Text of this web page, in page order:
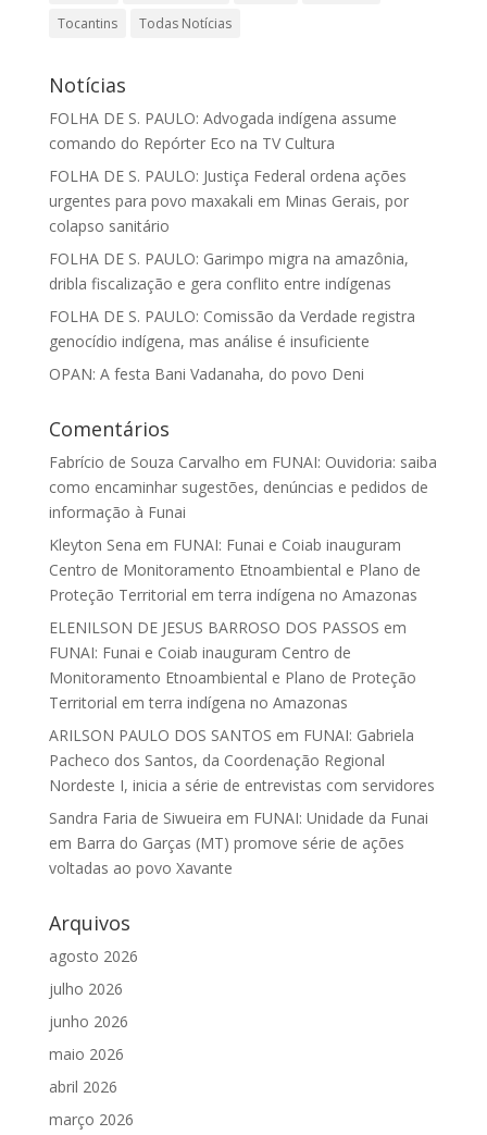
Tocantins
Todas Notícias
Notícias
FOLHA DE S. PAULO: Advogada indígena assume
comando do Repórter Eco na TV Cultura
FOLHA DE S. PAULO: Justiça Federal ordena ações
urgentes para povo maxakali em Minas Gerais, por
colapso sanitário
FOLHA DE S. PAULO: Garimpo migra na amazônia,
dribla fiscalização e gera conflito entre indígenas
FOLHA DE S. PAULO: Comissão da Verdade registra
genocídio indígena, mas análise é insuficiente
OPAN: A festa Bani Vadanaha, do povo Deni
Comentários
Fabrício de Souza Carvalho em FUNAI: Ouvidoria: saiba
como encaminhar sugestões, denúncias e pedidos de
informação à Funai
Kleyton Sena em FUNAI: Funai e Coiab inauguram
Centro de Monitoramento Etnoambiental e Plano de
Proteção Territorial em terra indígena no Amazonas
ELENILSON DE JESUS BARROSO DOS PASSOS em
FUNAI: Funai e Coiab inauguram Centro de
Monitoramento Etnoambiental e Plano de Proteção
Territorial em terra indígena no Amazonas
ARILSON PAULO DOS SANTOS em FUNAI: Gabriela
Pacheco dos Santos, da Coordenação Regional
Nordeste I, inicia a série de entrevistas com servidores
Sandra Faria de Siwueira em FUNAI: Unidade da Funai
em Barra do Garças (MT) promove série de ações
voltadas ao povo Xavante
Arquivos
agosto 2026
julho 2026
junho 2026
maio 2026
abril 2026
março 2026